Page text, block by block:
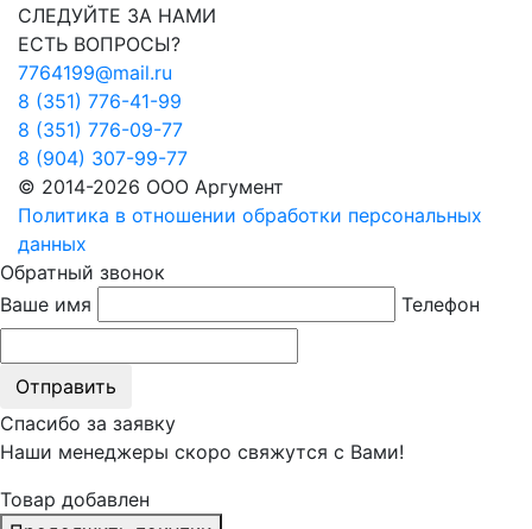
СЛЕДУЙТЕ ЗА НАМИ
ЕСТЬ ВОПРОСЫ?
7764199@mail.ru
8 (351) 776-41-99
8 (351) 776-09-77
8 (904) 307-99-77
© 2014-2026 ООО Аргумент
Политика в отношении обработки персональных
данных
Обратный звонок
Ваше имя
Телефон
Отправить
Спасибо за заявку
Наши менеджеры скоро свяжутся с Вами!
Товар добавлен